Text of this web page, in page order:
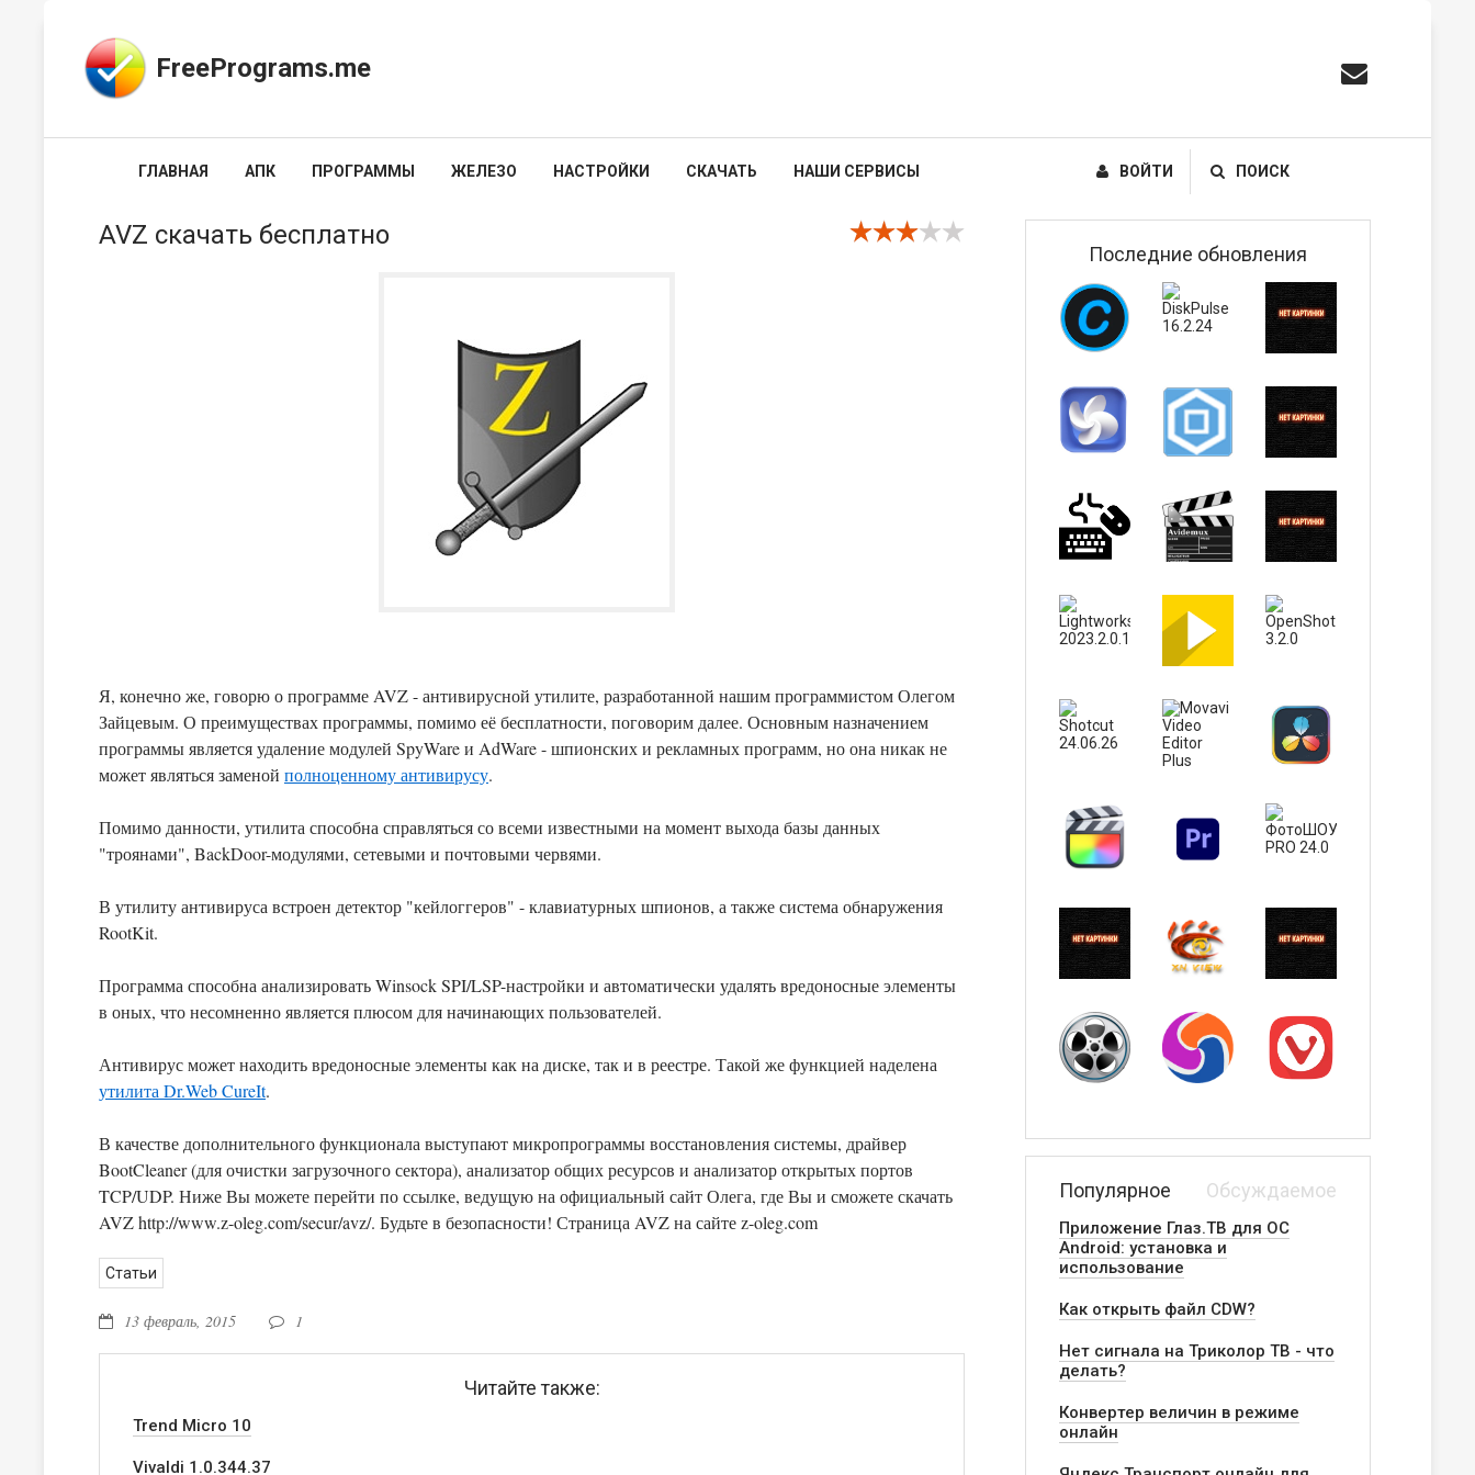
FreePrograms.me
ГЛАВНАЯ АПК ПРОГРАММЫ ЖЕЛЕЗО НАСТРОЙКИ СКАЧАТЬ НАШИ СЕРВИСЫ ВОЙТИ ПОИСК
AVZ скачать бесплатно
Я, конечно же, говорю о программе AVZ - антивирусной утилите, разработанной нашим программистом Олегом
Зайцевым. О преимуществах программы, помимо её бесплатности, поговорим далее. Основным назначением
программы является удаление модулей SpyWare и AdWare - шпионских и рекламных программ, но она никак не
может являться заменой полноценному антивирусу.
Помимо данности, утилита способна справляться со всеми известными на момент выхода базы данных
"троянами", BackDoor-модулями, сетевыми и почтовыми червями.
В утилиту антивируса встроен детектор "кейлоггеров" - клавиатурных шпионов, а также система обнаружения
RootKit.
Программа способна анализировать Winsock SPI/LSP-настройки и автоматически удалять вредоносные элементы
в оных, что несомненно является плюсом для начинающих пользователей.
Антивирус может находить вредоносные элементы как на диске, так и в реестре. Такой же функцией наделена
утилита Dr.Web CureIt.
В качестве дополнительного функционала выступают микропрограммы восстановления системы, драйвер
BootCleaner (для очистки загрузочного сектора), анализатор общих ресурсов и анализатор открытых портов
TCP/UDP. Ниже Вы можете перейти по ссылке, ведущую на официальный сайт Олега, где Вы и сможете скачать
AVZhttp://www.z-oleg.com/secur/avz/ . Будьте в безопасности! Страница AVZ на сайте z-oleg.com
Статьи
13 февраль, 2015 1
Читайте также:
Trend Micro 10
Vivaldi 1.0.344.37
Последние обновления
Популярное Обсуждаемое
Приложение Глаз.ТВ для ОС
Android: установка и
использование
Как открыть файл CDW?
Нет сигнала на Триколор ТВ - что
делать?
Конвертер величин в режиме
онлайн